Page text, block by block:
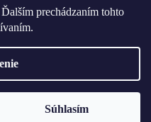
prechádzaním tohto
Súhlasím
Shoptet
práva vyhradené.